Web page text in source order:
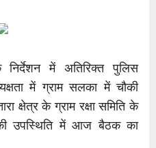
में अतिरिक्त पुलिस
में ग्राम सलका में चौकी
क्षेत्र के ग्राम रक्षा समिति के
उपस्थिति में आज बैठक का